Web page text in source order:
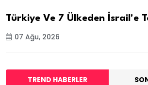
Türkiye Ve 7 Ülkeden İsrail'e
07 Ağu, 2026
TREND HABERLER